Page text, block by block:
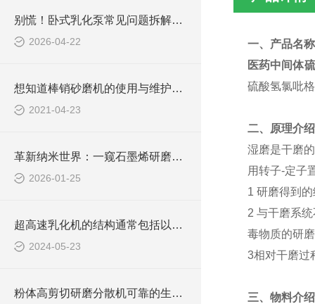
别慌！卧式乳化泵常见问题拆解，解决方法全在这里
2026-04-22
想知道棒销砂磨机的使用与维护吗？
2021-04-23
革新纳米世界：一窥石墨烯研磨分散机的广泛应用
2026-01-25
超高速乳化机的结构通常包括以下几个主要部分
2024-05-23
粉体高剪切研磨分散机可靠的生产和安装工艺
一、产品名
医药中间体
硫酸氢氯吡
二、
原理介
湿磨是干磨
用转子-定子
1 研磨得到
2 与干磨系
毒物质的研
3相对干磨过
三、物料介